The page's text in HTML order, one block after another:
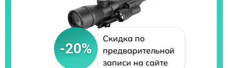
-20%
Скидка по
предварительной
записи на сайте